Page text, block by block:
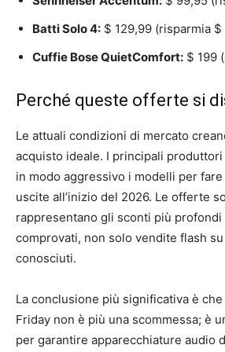
Batti Solo 4: $ 129,99 (risparmia $
Cuffie Bose QuietComfort: $ 199
Perché queste offerte si
Le attuali condizioni di mercato
acquisto ideale. I principali
in modo aggressivo i modelli per
uscite all’inizio del 2026. Le offerte
rappresentano gli sconti più profondi
comprovati, non solo vendite flash
conosciuti.
La conclusione più significativa è
Friday non è più una scommessa; è
per garantire apparecchiature audio